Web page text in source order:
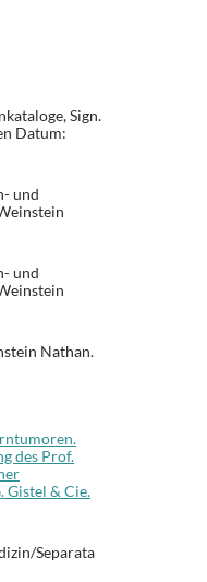
Sign.
Datum:
und
und
Nathan.
des Prof.
Gistel & Cie.
Separata